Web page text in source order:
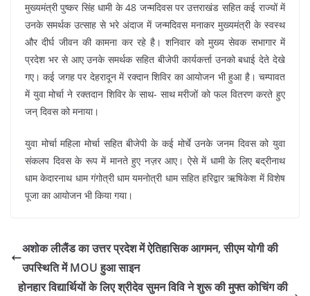
मुख्यमंत्री पुष्कर सिंह धामी के 48 जन्मदिवस पर उत्तराखंड सहित कई राज्यों में
उनके समर्थक उत्साह से भरे अंदाज में जन्मदिवस मनाकर मुख्यमंत्री के स्वस्थ
और दीर्घ जीवन की कामना कर रहे है। शनिवार को मुख्य सेवक सभागार में
प्रदेश भर से आए उनके समर्थक सहित बीजेपी कार्यकर्त्ता उनको बधाई देते देखे
गए। कई जगह पर देहरादून में रक्दान शिविर का आयोजन भी हुआ है। चम्पावत
में युवा मोर्चा ने रक्तदान शिविर के साथ- साथ मरीजों को फल वितरण करते हुए
जन् दिवस को मनाया।
युवा मोर्चा महिला मोर्चा सहित बीजेपी के कई मोर्चे उनके जनम दिवस को युवा
संकलप दिवस के रूप में मानते हुए नज़र आए। ऐसे में धामी के लिए बद्रीनाथ
धाम केदारनाथ धाम गंगोत्री धाम यमनोत्री धाम सहित हरिद्वार ऋषिकेश में विशेष
पूजा का आयोजन भी किया गया।
अशोक लीलैंड का उत्तर प्रदेश में ऐतिहासिक आगमन, सीएम योगी की
उपस्थिति में MOU हुआ साइन
होनहार विद्यार्थियों के लिए श्रीदेव सुमन विवि ने शुरू की मुफ्त कोचिंग की